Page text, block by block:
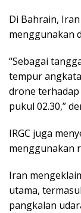
Di Bahrain,
menggunakan
“Sebagai
tempur
drone
pukul 02.30,”
IRGC juga
menggunakan
Iran
utama,
pangkalan